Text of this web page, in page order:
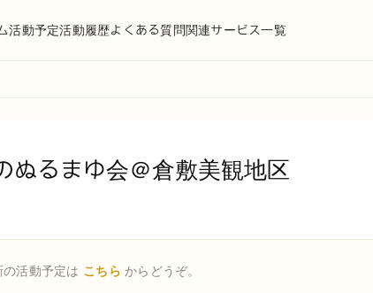
活動予定活動履歴よくある質問 関連サービス一覧
ぬるまゆ会＠倉敷美観地区
活動予定は こちら からどうぞ。